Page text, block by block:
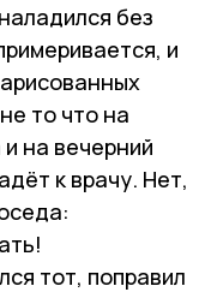
без
и
то что на
на вечерний
к врачу. Нет,
тот, поправил